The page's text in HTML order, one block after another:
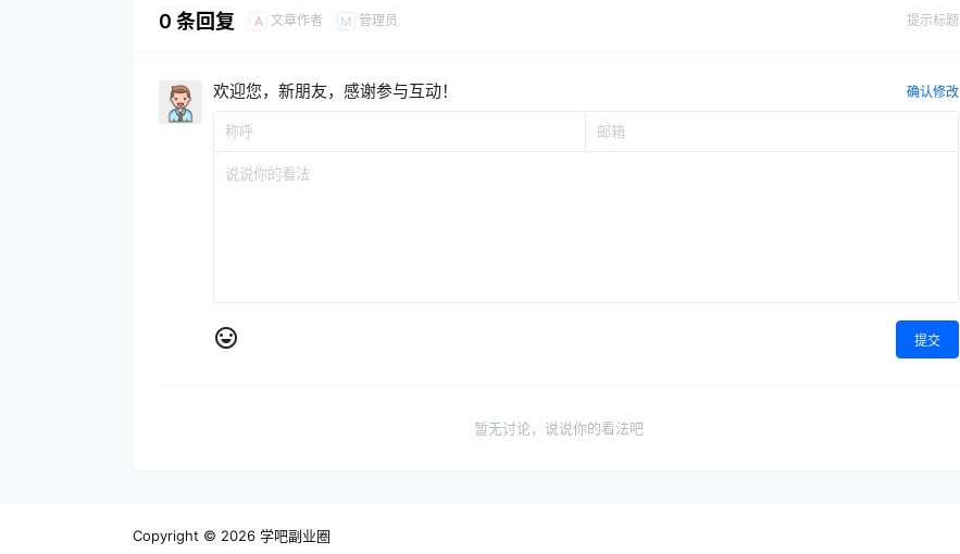
0 条回复 A 文章作者 M 管理员 提示标题
欢迎您，新朋友，感谢参与互动！ 确认修改
提交
暂无讨论，说说你的看法吧
Copyright © 2026 学吧副业圈